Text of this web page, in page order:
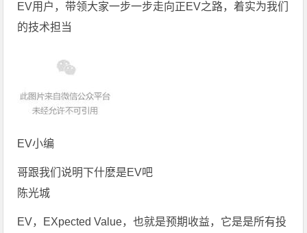
EV用户，带领大家一步一步走向正EV之路，着实为我们
的技术担当
EV小编
哥跟我们说明下什麽是EV吧
陈光城
EV，EXpected Value，也就是预期收益，它是是所有投